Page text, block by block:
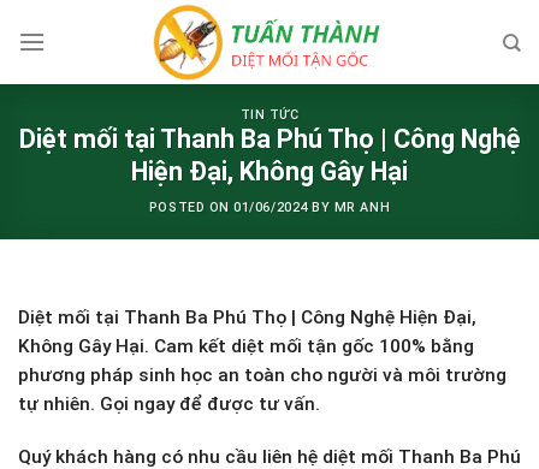
TIN TỨC
Diệt mối tại Thanh Ba Phú Thọ | Công Nghệ
Hiện Đại, Không Gây Hại
POSTED ON01/06/2024BY MR ANH
Diệt mối tại Thanh Ba Phú Thọ | Công Nghệ Hiện Đại,
Không Gây Hại. Cam kết diệt mối tận gốc 100% bằng
phương pháp sinh học an toàn cho người và môi trường
tự nhiên. Gọi ngay để được tư vấn.
Quý khách hàng có nhu cầu liên hệ diệt mối Thanh Ba Phú